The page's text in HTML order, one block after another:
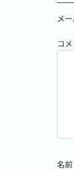
メ
コ
名前